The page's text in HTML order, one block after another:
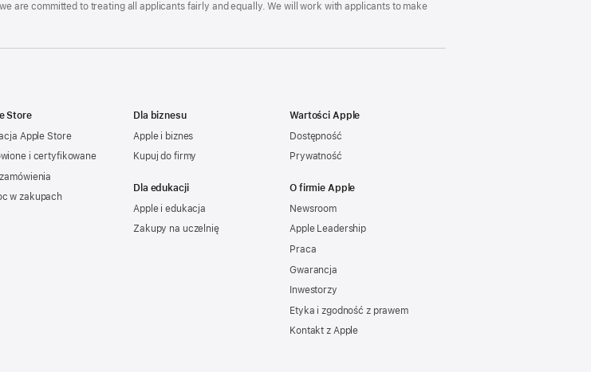
are committed to treating all applicants fairly and equally. We will work with applicants to make
Store
Apple Store
i certyfikowane
w zakupach
Dla biznesu
Apple i biznes
Kupuj do firmy
Dla edukacji
Apple i edukacja
Zakupy na uczelnię
Wartości Apple
Dostępność
Prywatność
O firmie Apple
Newsroom
Apple Leadership
Praca
Gwarancja
Inwestorzy
Etyka i zgodność z prawem
Kontakt z Apple